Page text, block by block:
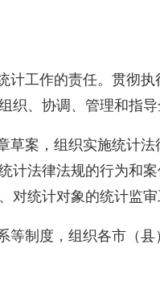
工作的责任。贯彻执
织、协调、管理和指导
案，组织实施统计法
计法律法规的行为和
对统计对象的统计监审
制度，组织各市（县